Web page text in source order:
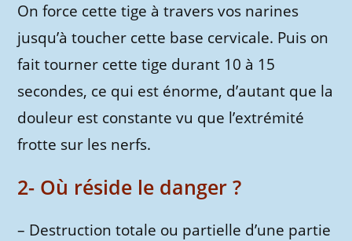
On force cette tige à travers vos narines
jusqu’à toucher cette base cervicale. Puis on
fait tourner cette tige durant 10 à 15
secondes, ce qui est énorme, d’autant que la
douleur est constante vu que l’extrémité
frotte sur les nerfs.
2- Où réside le danger ?
– Destruction totale ou partielle d’une partie